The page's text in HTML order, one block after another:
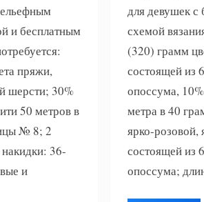
и бесплатным
пряжи,
шерсти; 30%
50 метров в
№ 8; 2
36-
и
для девушек
схемой
(320) грамм
состоящей из
опоссума,
метра в 40
ярко-
состоящей из
опоссума;